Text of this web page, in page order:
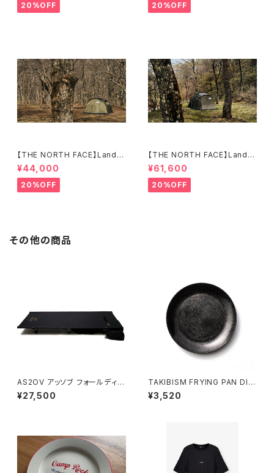
20%OFF 20%OFF
【THE NORTH FACE】Lander
2
¥44,000
20%OFF
【THE NORTH FACE】Lander
4
¥61,600
20%OFF
その他の商品
AS2OV アッソブ フォールディン
グコット2way
¥27,500
TAKIBISM FRYING PAN DIS
H SMALL / タキビズム フライパ
ンディッシュ®︎ 小
¥3,520